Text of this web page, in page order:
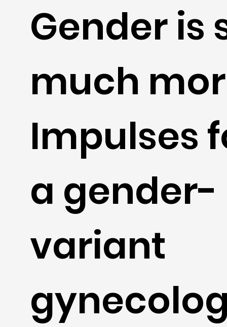
Gender is
much
Impulses
a gender-
variant